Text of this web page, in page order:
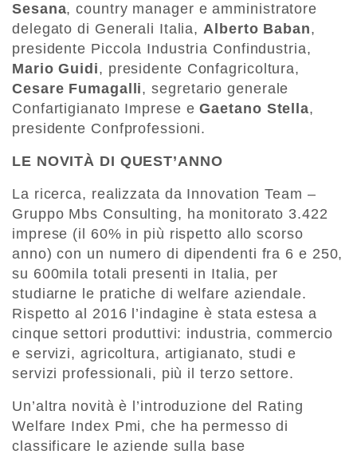
Sesana, country manager e amministratore
delegato di Generali Italia,Alberto Baban,
presidente Piccola Industria Confindustria,
Mario Guidi, presidente Confagricoltura,
Cesare Fumagalli, segretario generale
Confartigianato Imprese eGaetano Stella,
presidente Confprofessioni.
LE NOVITÀ DI QUEST’ANNO
La ricerca, realizzata da Innovation Team –
Gruppo Mbs Consulting, ha monitorato 3.422
imprese (il 60% in più rispetto allo scorso
anno) con un numero di dipendenti fra 6 e 250,
su 600mila totali presenti in Italia, per
studiarne le pratiche di welfare aziendale.
Rispetto al 2016 l’indagine è stata estesa a
cinque settori produttivi: industria, commercio
e servizi, agricoltura, artigianato, studi e
servizi professionali, più il terzo settore.
Un’altra novità è l’introduzione del Rating
Welfare Index Pmi, che ha permesso di
classificare le aziende sulla base